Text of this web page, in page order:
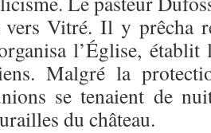
vers Vitré. Il y prêcha
l’Église,
Malgré la
se tenaient de
du château.